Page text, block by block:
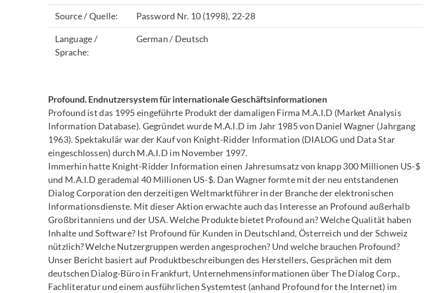
Source / Quelle: Password Nr. 10 (1998), 22-28
Language /
Sprache:
German / Deutsch
Profound. Endnutzersystem für internationale Geschäftsinformationen
Profound ist das 1995 eingeführte Produkt der damaligen Firma M.A.I.D (Market Analysis
Information Database). Gegründet wurde M.A.I.D im Jahr 1985 von Daniel Wagner (Jahrgang
1963). Spektakulär war der Kauf von Knight-Ridder Information (DIALOG und Data Star
eingeschlossen) durch M.A.I.D im November 1997.
Immerhin hatte Knight-Ridder Information einen Jahresumsatz von knapp 300 Millionen US-$
und M.A.I.D gerademal 40 Millionen US-$. Dan Wagner formte mit der neu entstandenen
Dialog Corporation den derzeitigen Weltmarktführer in der Branche der elektronischen
Informationsdienste. Mit dieser Aktion erwachte auch das Interesse an Profound außerhalb
Großbritanniens und der USA. Welche Produkte bietet Profound an? Welche Qualität haben
Inhalte und Software? Ist Profound für Kunden in Deutschland, Österreich und der Schweiz
nützlich? Welche Nutzergruppen werden angesprochen? Und welche brauchen Profound?
Unser Bericht basiert auf Produktbeschreibungen des Herstellers, Gesprächen mit dem
deutschen Dialog-Büro in Frankfurt, Unternehmensinformationen über The Dialog Corp.,
Fachliteratur und einem ausführlichen Systemtest (anhand Profound for the Internet) im